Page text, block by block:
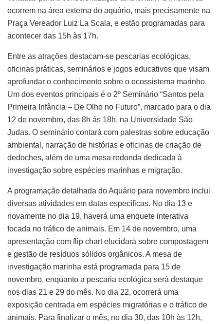
ocorrem na área externa do aquário, mais precisamente na
Praça Vereador Luiz La Scala, e estão programadas para
acontecer das 15h às 17h.
Entre as atrações destacam-se pescarias ecológicas,
oficinas práticas, seminários e jogos educativos que visam
aprofundar o conhecimento sobre o ecossistema marinho.
Um dos eventos principais é o 2º Seminário “Santos pela
Primeira Infância – De Olho no Futuro”, marcado para o dia
12 de novembro, das 8h às 18h, na Universidade São
Judas. O seminário contará com palestras sobre educação
ambiental, narração de histórias e oficinas de criação de
dedoches, além de uma mesa redonda dedicada à
investigação sobre espécies marinhas e migração.
A programação detalhada do Aquário para novembro inclui
diversas atividades em datas específicas. No dia 13 e
novamente no dia 19, haverá uma enquete interativa
focada no tráfico de animais. Em 14 de novembro, uma
apresentação com flip chart elucidará sobre compostagem
e gestão de resíduos sólidos orgânicos. A mesa de
investigação marinha está programada para 15 de
novembro, enquanto a pescaria ecológica será destaque
nos dias 21 e 29 do mês. No dia 22, ocorrerá uma
exposição centrada em espécies migratórias e o tráfico de
animais. Para finalizar o mês, no dia 30, das 10h às 12h,